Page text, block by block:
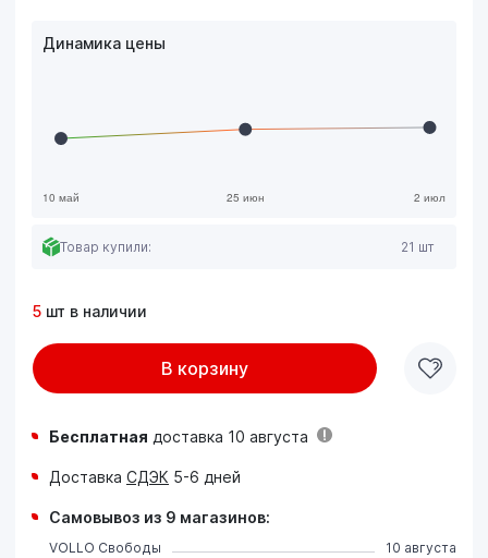
Динамика цены
Товар купили: 21 шт
5 шт в наличии
В корзину
Бесплатная доставка 10 августа
Доставка СДЭК 5-6 дней
Самовывоз из 9 магазинов:
VOLLO Свободы
10 августа